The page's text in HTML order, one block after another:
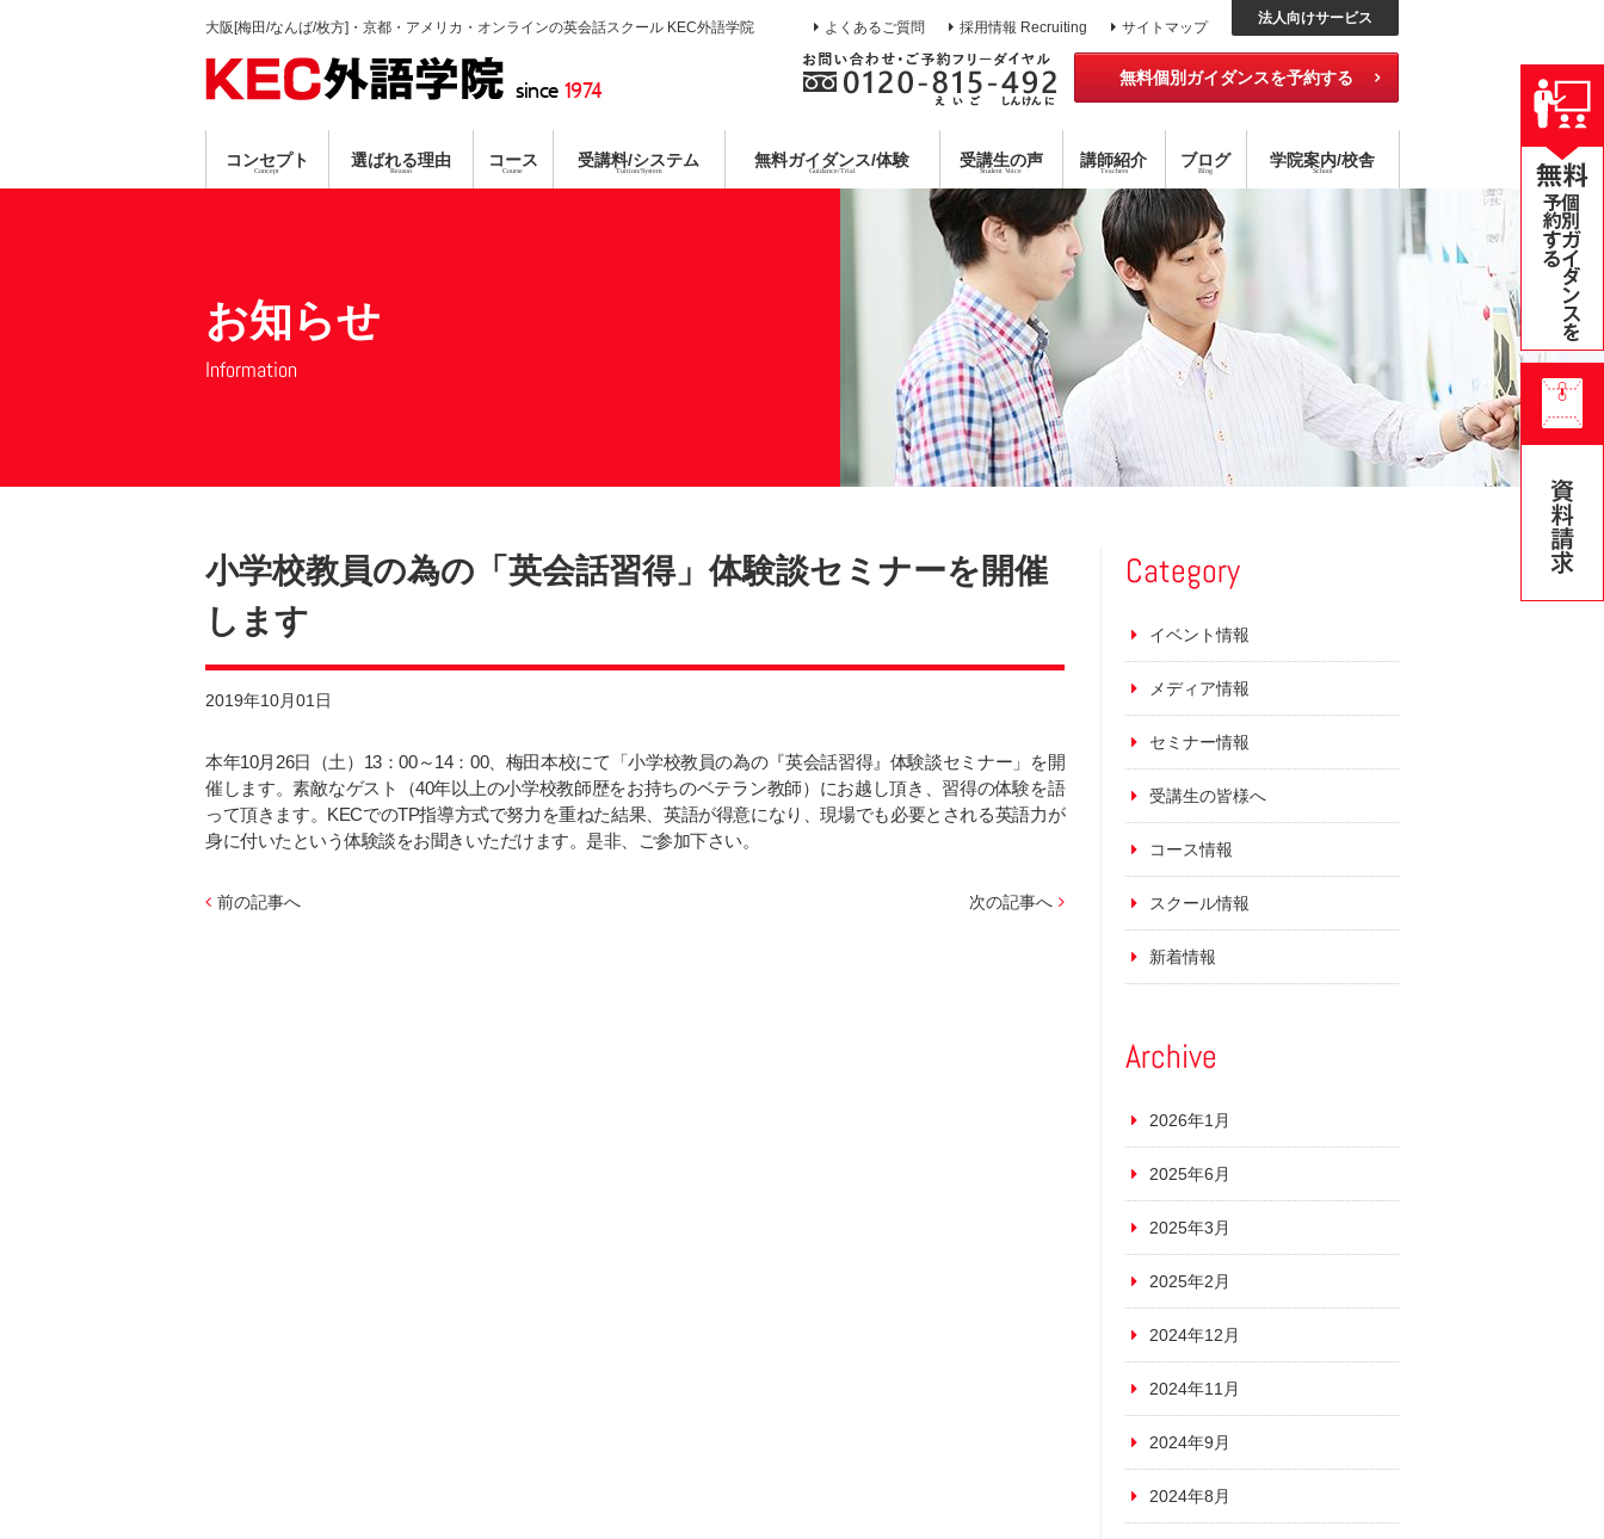
大阪[梅田/なんば/枚方]・京都・アメリカ・オンラインの英会話スクール KEC外語学院
since 1974
よくあるご質問 採用情報 Recruiting サイトマップ
法人向けサービス
無料個別ガイダンスを予約する
コンセプト
Concept
目標達成型 語学スクール
選ばれる理由
Reason
コミットメントシステム コーチング×指導 ハイブリッド型選択受講
コース
Course
各種外国語コース
受講料/システム
Tuition/System
無料ガイダンス/体験
Guidance/Trial
無料体験レッスン 無料公開セミナー
受講生の声
Student Voice
講師紹介
Teachers
ブログ
Blog
学院案内/校舎
School
アメリカ校 オンライン・スクール
お知らせ
Information
小学校教員の為の「英会話習得」体験談セミナーを開催
します
2019年10月01日
本年10月26日（土）13：00～14：00、梅田本校にて「小学校教員の為の『英会話習得』体験談セミナー」を開
催します。素敵なゲスト（40年以上の小学校教師歴をお持ちのベテラン教師）にお越し頂き、習得の体験を語
って頂きます。KECでのTP指導方式で努力を重ねた結果、英語が得意になり、現場でも必要とされる英語力が
身に付いたという体験談をお聞きいただけます。是非、ご参加下さい。
前の記事へ 次の記事へ
Category
イベント情報
メディア情報
セミナー情報
受講生の皆様へ
コース情報
スクール情報
新着情報
Archive
2026年1月
2025年6月
2025年3月
2025年2月
2024年12月
2024年11月
2024年9月
2024年8月